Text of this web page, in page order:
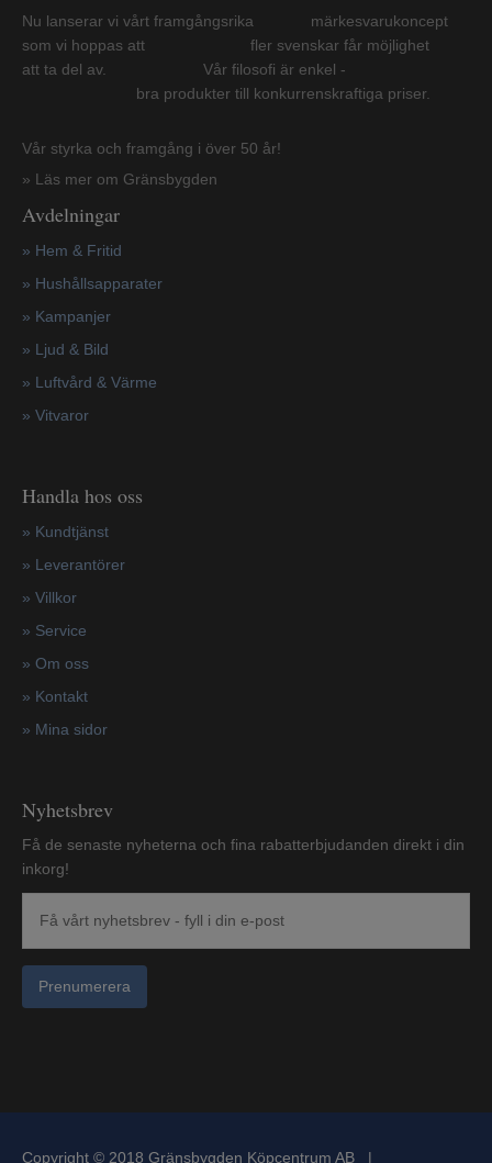
Nu lanserar vi vårt framgångsrika märkesvarukoncept
som vi hoppas att fler svenskar får möjlighet
att ta del av. Vår filosofi är enkel -
bra produkter till konkurrenskraftiga priser.
Vår styrka och framgång i över 50 år!
» Läs mer om Gränsbygden
Avdelningar
» Hem & Fritid
» Hushållsapparater
» Kampanjer
» Ljud & Bild
» Luftvård & Värme
» Vitvaror
Handla hos oss
» Kundtjänst
» Leverantörer
» Villkor
» Service
» Om oss
» Kontakt
» Mina sidor
Nyhetsbrev
Få de senaste nyheterna och fina rabatterbjudanden direkt i din
inkorg!
Prenumerera
Copyright © 2018 Gränsbygden Köpcentrum AB |